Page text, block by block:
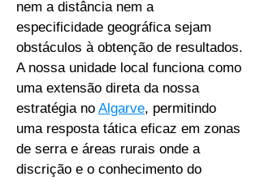
nem a distância nem a
especificidade geográfica sejam
obstáculos à obtenção de resultados.
A nossa unidade local funciona como
uma extensão direta da nossa
estratégia no Algarve, permitindo
uma resposta tática eficaz em zonas
de serra e áreas rurais onde a
discrição e o conhecimento do